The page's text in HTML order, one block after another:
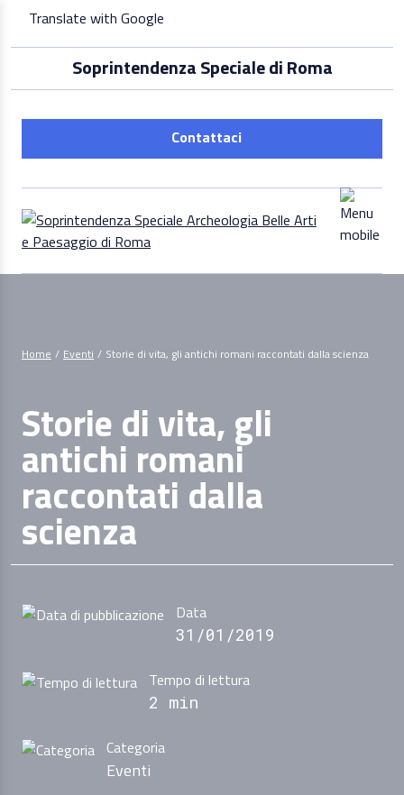
content
Translate with Google
Soprintendenza Speciale di Roma
Contattaci
Home / Eventi / Storie di vita, gli antichi romani raccontati dalla scienza
Storie di vita, gli
antichi romani
raccontati dalla
scienza
Data
31/01/2019
Tempo di lettura
2 min
Categoria
Eventi